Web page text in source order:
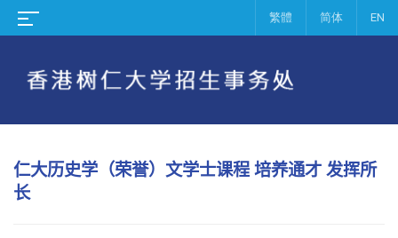
繁體 简体 EN
仁大历史学（荣誉）文学士课程 培养通才 发挥所
长